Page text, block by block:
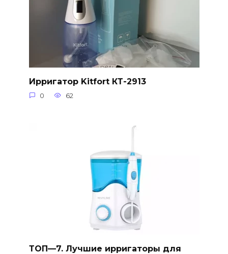
Ирригатор Kitfort КТ-2913
0 62
ТОП—7. Лучшие ирригаторы для